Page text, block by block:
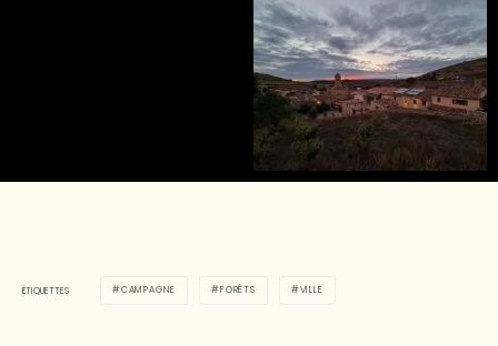
ÉTIQUETTES CAMPAGNE FORÊTS VILLE